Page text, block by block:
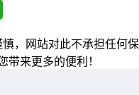
，网站对此不承担任何保
来更多的便利！